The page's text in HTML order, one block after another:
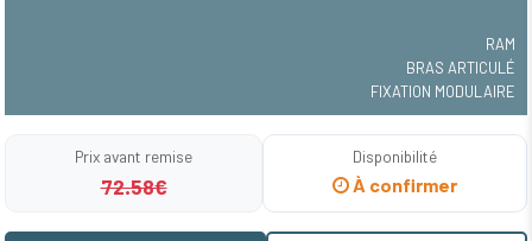
RAM
BRAS ARTICULÉ
FIXATION MODULAIRE
Prix avant remise
72.58€
Disponibilité
À confirmer